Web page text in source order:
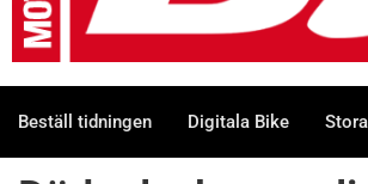
Beställ tidningen Digitala Bike